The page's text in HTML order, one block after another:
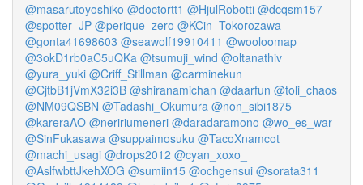
@masarutoyoshiko @doctortt1 @HjulRobotti @dcqsm157
@spotter_JP @perique_zero @KCin_Tokorozawa
@gonta41698603 @seawolf19910411 @wooloomap
@3okD1rb0aC5uQKa @tsumuji_wind @oltanathiv
@yura_yuki @Criff_Stillman @carminekun
@CjtbB1jVmX32i3B @shiranamichan @daarfun @toli_chaos
@NM09QSBN @Tadashi_Okumura @non_sibi1875
@kareraAO @neririumeneri @daradaramono @wo_es_war
@SinFukasawa @suppaimosuku @TacoXnamcot
@machi_usagi @drops2012 @cyan_xoxo_
@AslfwbttJkehXOG @sumiin15 @ochgensui @sorata311